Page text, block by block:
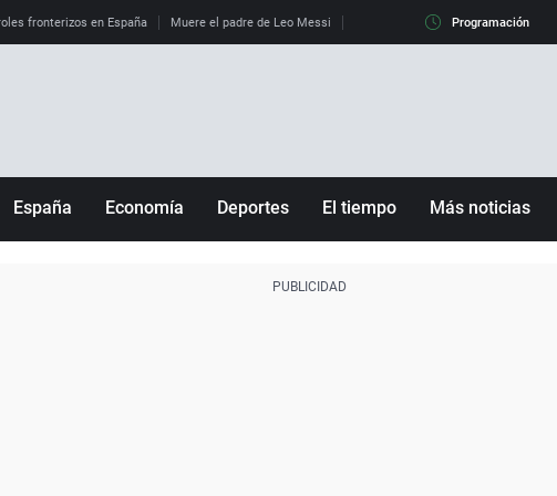
fronterizos en España Muere el padre de Leo Messi La diferencia entre observar el
Programación
España Economía Deportes El tiempo Más noticias